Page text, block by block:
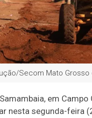
Secom Mato Grosso
em Campo
nesta segunda-feira